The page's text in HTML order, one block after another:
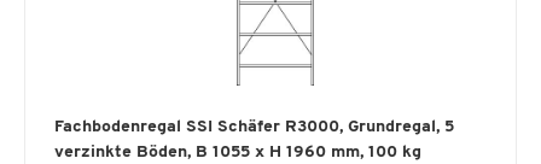
Fachbodenregal SSI Schäfer R3000, Grundregal, 5
verzinkte Böden, B 1055 x H 1960 mm, 100 kg